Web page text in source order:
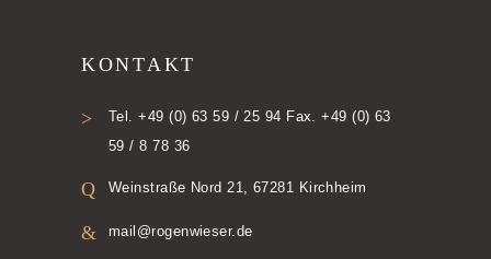
KONTAKT
Tel. +49 (0) 63 59 / 25 94 Fax. +49 (0) 63
59 / 8 78 36
Weinstraße Nord 21, 67281 Kirchheim
mail@rogenwieser.de